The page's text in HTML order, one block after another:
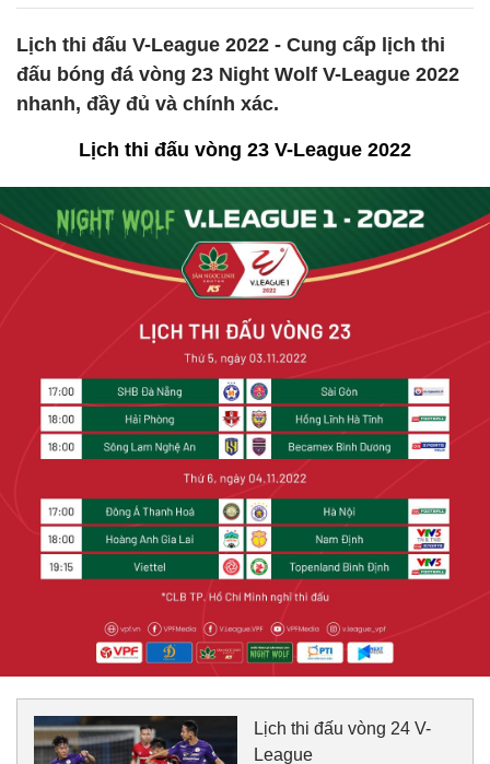
Lịch thi đấu V-League 2022 - Cung cấp lịch thi
đấu bóng đá vòng 23 Night Wolf V-League 2022
nhanh, đầy đủ và chính xác.
Lịch thi đấu vòng 23 V-League 2022
Lịch thi đấu vòng 24 V-
League